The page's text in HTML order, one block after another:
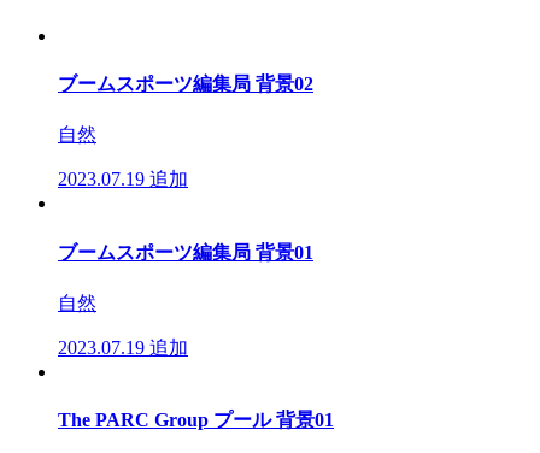
ブームスポーツ編集局 背景02
自然
2023.07.19 追加
ブームスポーツ編集局 背景01
自然
2023.07.19 追加
The PARC Group プール 背景01